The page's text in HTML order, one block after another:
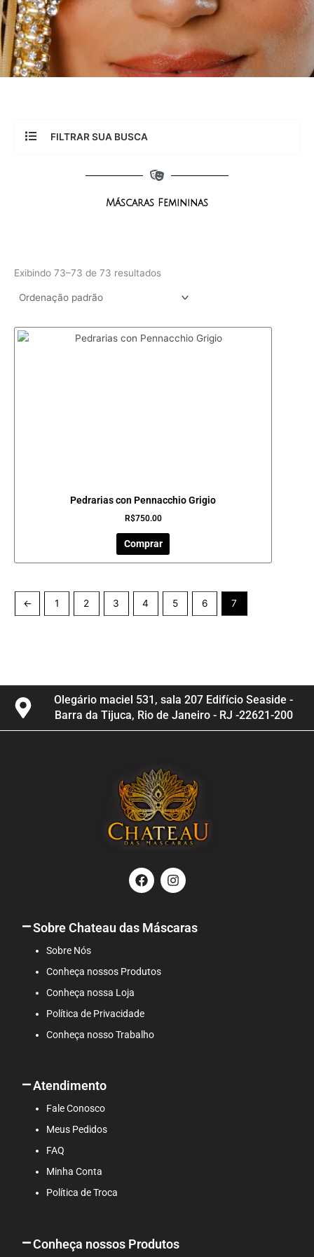
FILTRAR SUA BUSCA
Máscaras Femininas
Exibindo 73–73 de 73 resultados
Pedrarias con Pennacchio Grigio
R$750.00
Comprar
← 1 2 3 4 5 6 7
Olegário maciel 531, sala 207 Edifício Seaside -
Barra da Tijuca, Rio de Janeiro - RJ -22621-200
F
a
c
b
o
I
n
s
a
g
Sobre Chateau das Máscaras
Sobre Nós
Conheça nossos Produtos
Conheça nossa Loja
Política de Privacidade
Conheça nosso Trabalho
Atendimento
Fale Conosco
Meus Pedidos
FAQ
Minha Conta
Política de Troca
Conheça nossos Produtos